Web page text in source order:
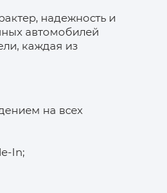
надежность и
автомобилей
каждая из
на всех
In;